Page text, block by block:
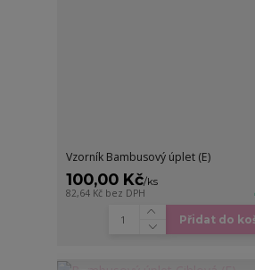
Vzorník Bambusový úplet (E)
100,00 Kč/ks
82,64 Kč bez DPH
Přidat do